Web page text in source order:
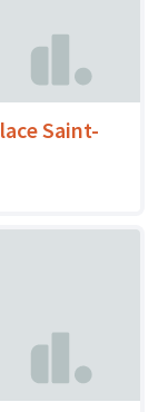
Saint-